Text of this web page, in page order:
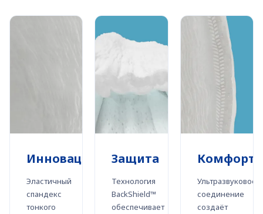
Инновации
Эластичный
спандекс
тонкого
Защита
Технология
BackShield™
обеспечивает
Комфорт
Ультразвуковое
соединение
создаёт